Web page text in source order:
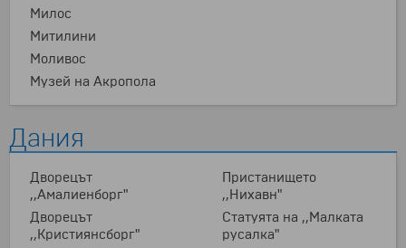
Милос
Митилини
Моливос
Музей на Акропола
Дания
Дворецът
,,Амалиенборг"
Дворецът
,,Кристиянсборг"
Пристанището
,,Нихавн"
Статуята на ,,Малката
русалка"